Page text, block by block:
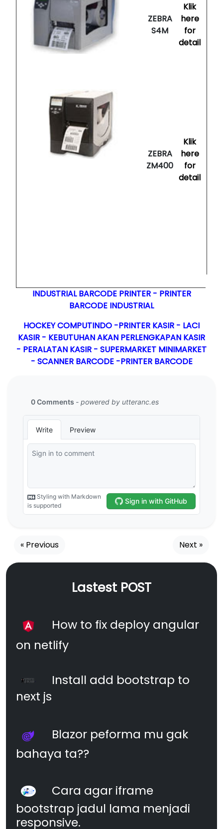
ZEBRA
S4M
Klik
here
for
detail
ZEBRA
ZM400
Klik
here
for
detail
INDUSTRIAL BARCODE PRINTER - PRINTER
BARCODE INDUSTRIAL
HOCKEY COMPUTINDO -PRINTER KASIR - LACI
KASIR - KEBUTUHAN AKAN PERLENGKAPAN KASIR
- PERALATAN KASIR - SUPERMARKET MINIMARKET
- SCANNER BARCODE -PRINTER BARCODE
« Previous Next »
Lastest POST
How to fix deploy angular
on netlify
Install add bootstrap to
next js
Blazor peforma mu gak
bahaya ta??
Cara agar iframe
bootstrap jadul lama menjadi
responsive.